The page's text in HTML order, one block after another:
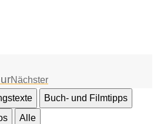
Nächster
Buch- und Filmtipps
Alle